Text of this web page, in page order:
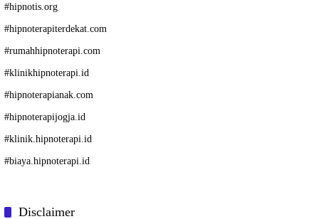
#hipnotis.org
#hipnoterapiterdekat.com
#rumahhipnoterapi.com
#klinikhipnoterapi.id
#hipnoterapianak.com
#hipnoterapijogja.id
#klinik.hipnoterapi.id
#biaya.hipnoterapi.id
Disclaimer